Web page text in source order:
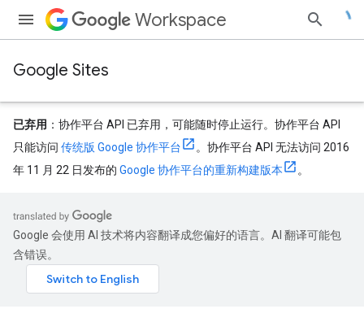
Workspace
Google Sites
已弃用 ：协作平台 API 已弃用，可能随时停止运行。协作平台 API
只能访问 传统版 Google 协作平台
。协作平台 API 无法访问 2016
年 11 月 22 日发布的 Google 协作平台的重新构建版本 。
Google 会使用 AI 技术将内容翻译成您偏好的语言。AI 翻译可能包
含错误。